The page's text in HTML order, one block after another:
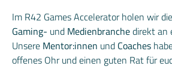
Im R42 Games Accelerator holen wir die
Gaming- und Medienbranchedirekt an
Unsere Mentor:innen und Coaches
offenes Ohr und einen guten Rat für